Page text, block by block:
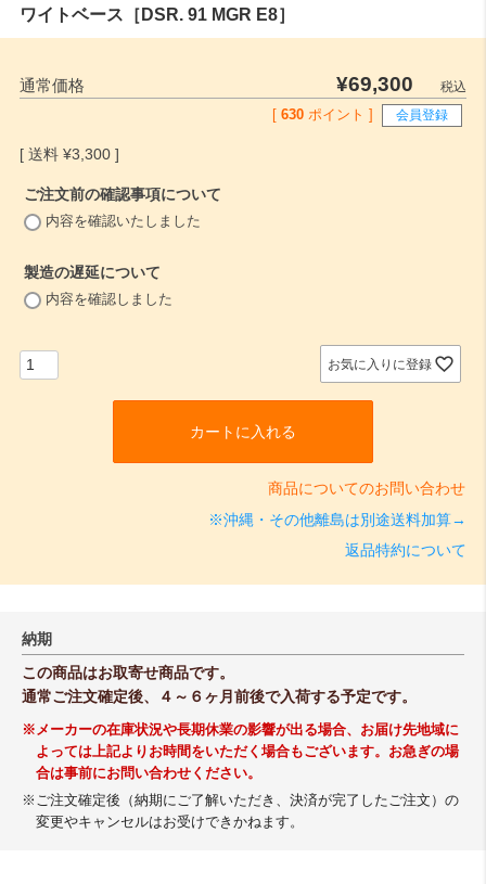
ワイトベース［DSR. 91 MGR E8］
通常価格 ¥69,300
税込
630 ポイント ] 会員登録
¥3,300
ご注文前の確認事項について
内容を確認いたしました
製造の遅延について
(
内容を確認しました
お気に入りに登録
カートに入れる
商品についてのお問い合わせ
※沖縄・その他離島は別途送料加算→
返品特約について
納期
この商品はお取寄せ商品です。
通常ご注文確定後、４～６ヶ月前後で入荷する予定です。
※メーカーの在庫状況や長期休業の影響が出る場合、お届け先地域に
よっては上記よりお時間をいただく場合もございます。お急ぎの場
合は事前にお問い合わせください。
※ご注文確定後（納期にご了解いただき、決済が完了したご注文）の
変更やキャンセルはお受けできかねます。